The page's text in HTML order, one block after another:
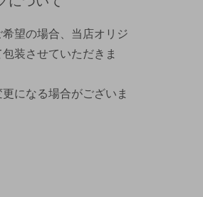
望の場合、当店オリジ
装させていただきま
になる場合がございま